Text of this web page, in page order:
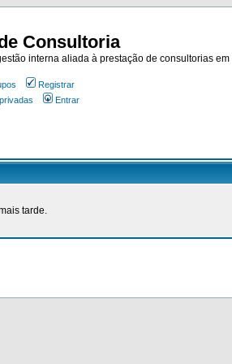
Consultoria
interna aliada à prestação de consultorias em
Registrar
Entrar
tarde.